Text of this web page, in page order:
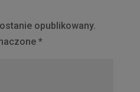
opublikowany.
*